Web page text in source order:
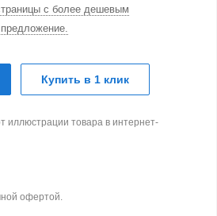
с более дешевым
Купить в 1 клик
иллюстрации товара в интернет-
офертой.